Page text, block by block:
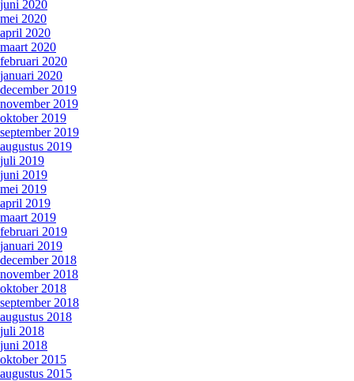
juni 2020
mei 2020
april 2020
maart 2020
februari 2020
januari 2020
december 2019
november 2019
oktober 2019
september 2019
augustus 2019
juli 2019
juni 2019
mei 2019
april 2019
maart 2019
februari 2019
januari 2019
december 2018
november 2018
oktober 2018
september 2018
augustus 2018
juli 2018
juni 2018
oktober 2015
augustus 2015